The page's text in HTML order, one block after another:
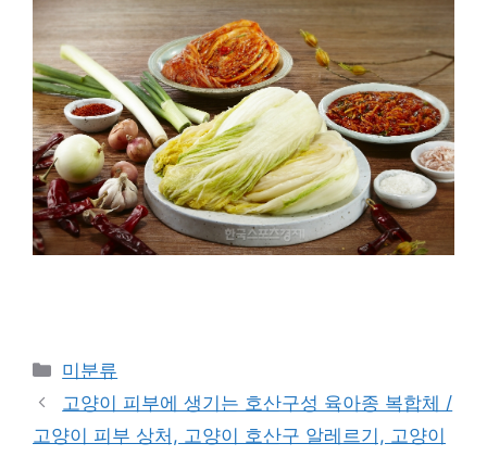
Categories
미분류
고양이 피부에 생기는 호산구성 육아종 복합체 /
고양이 피부 상처, 고양이 호산구 알레르기, 고양이